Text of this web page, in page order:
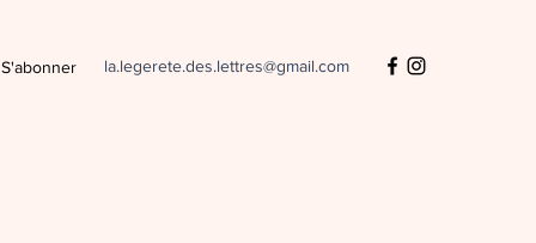
S'abonner la.legerete.des.lettres@gmail.com